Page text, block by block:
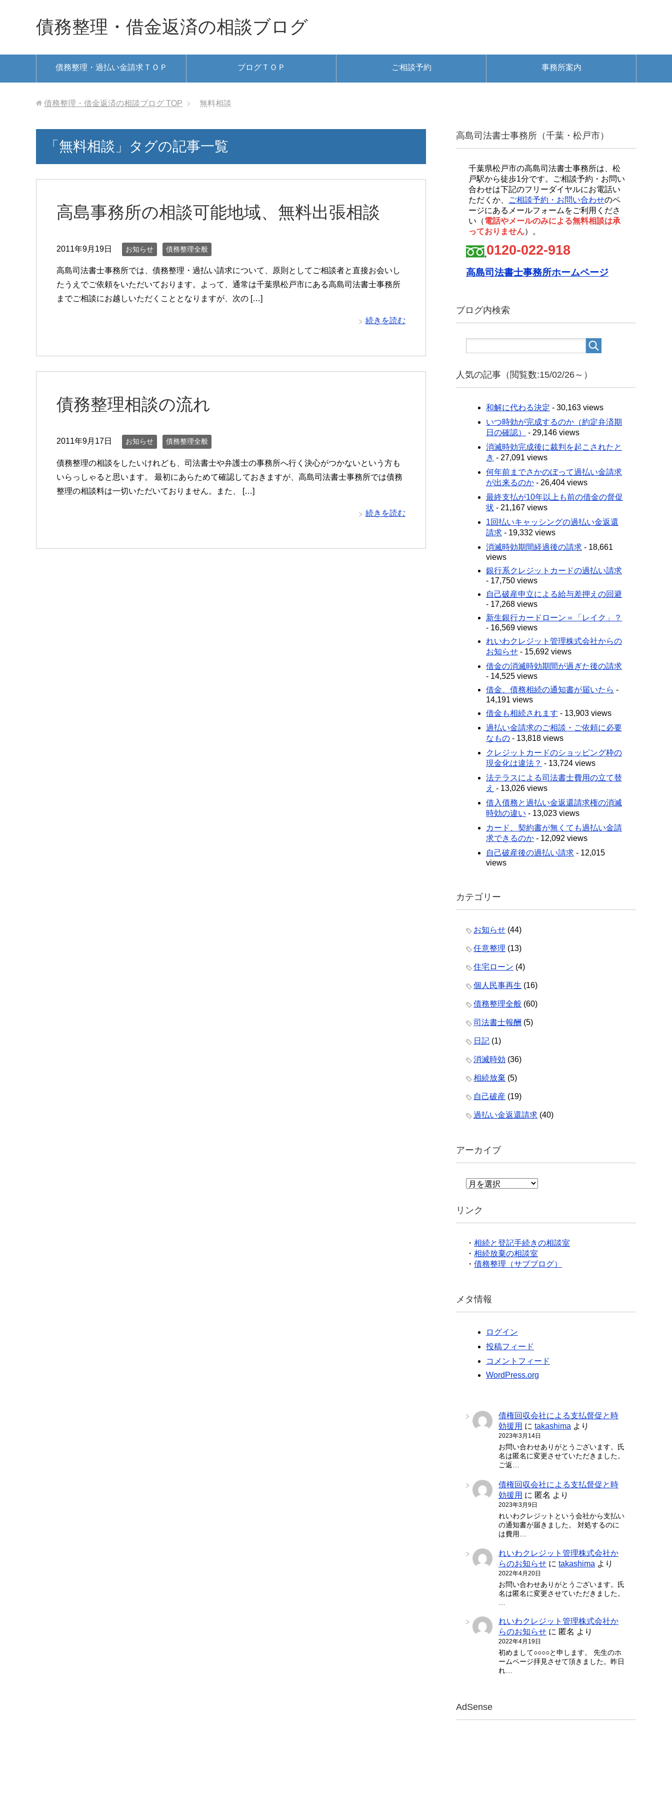
債務整理・借金返済の相談ブログ
債務整理・過払い金請求ＴＯＰ ブログＴＯＰ ご相談予約 事務所案内
債務整理・借金返済の相談ブログ TOP 無料相談
「無料相談」タグの記事一覧
高島事務所の相談可能地域、無料出張相談
2011年9月19日 お知らせ 債務整理全般
高島司法書士事務所では、債務整理・過払い請求について、原則としてご相談者と直接お会いし
たうえでご依頼をいただいております。よって、通常は千葉県松戸市にある高島司法書士事務所
までご相談にお越しいただくこととなりますが、次の […]
続きを読む
債務整理相談の流れ
2011年9月17日 お知らせ 債務整理全般
債務整理の相談をしたいけれども、司法書士や弁護士の事務所へ行く決心がつかないという方も
いらっしゃると思います。 最初にあらためて確認しておきますが、高島司法書士事務所では債務
整理の相談料は一切いただいておりません。また、 […]
続きを読む
高島司法書士事務所（千葉・松戸市）
千葉県松戸市の高島司法書士事務所は、松
戸駅から徒歩1分です。ご相談予約・お問い
合わせは下記のフリーダイヤルにお電話い
ただくか、
ご相談予約・お問い合わせのペ
ージにあるメールフォームをご利用くださ
い（電話やメールのみによる無料相談は承
っておりません）。
0120-022-918
高島司法書士事務所ホームページ
ブログ内検索
人気の記事（閲覧数:15/02/26～）
和解に代わる決定 - 30,163 views
いつ時効が完成するのか（約定弁済期
日の確認）
- 29,146 views
消滅時効完成後に裁判を起こされたと
き - 27,091 views
何年前までさかのぼって過払い金請求
が出来るのか - 26,404 views
最終支払が10年以上も前の借金の督促
状 - 21,167 views
1回払いキャッシングの過払い金返還
請求 - 19,332 views
消滅時効期間経過後の請求 - 18,661
views
銀行系クレジットカードの過払い請求
- 17,750 views
自己破産申立による給与差押えの回避
- 17,268 views
新生銀行カードローン＝「レイク」？
- 16,569 views
れいわクレジット管理株式会社からの
お知らせ - 15,692 views
借金の消滅時効期間が過ぎた後の請求
- 14,525 views
借金、債務相続の通知書が届いたら -
14,191 views
借金も相続されます - 13,903 views
過払い金請求のご相談・ご依頼に必要
なもの - 13,818 views
クレジットカードのショッピング枠の
現金化は違法？ - 13,724 views
法テラスによる司法書士費用の立て替
え - 13,026 views
借入債務と過払い金返還請求権の消滅
時効の違い - 13,023 views
カード、契約書が無くても過払い金請
求できるのか - 12,092 views
自己破産後の過払い請求 - 12,015
views
カテゴリー
お知らせ (44)
任意整理 (13)
住宅ローン (4)
個人民事再生 (16)
債務整理全般 (60)
司法書士報酬 (5)
日記 (1)
消滅時効 (36)
相続放棄 (5)
自己破産 (19)
過払い金返還請求 (40)
アーカイブ
ア
イ
ブ
リンク
・ 相続と登記手続きの相談室
・ 相続放棄の相談室
・ 債務整理（サブブログ）
メタ情報
ログイン
投稿フィード
コメントフィード
WordPress.org
債権回収会社による支払督促と時
効援用 に takashima より
2023年3月14日
お問い合わせありがとうございます。氏
名は匿名に変更させていただきました。
ご返…
債権回収会社による支払督促と時
効援用 に 匿名 より
2023年3月9日
れいわクレジットという会社から支払い
の通知書が届きました。 対処するのに
は費用…
れいわクレジット管理株式会社か
らのお知らせ に takashima より
2022年4月20日
お問い合わせありがとうございます。氏
名は匿名に変更させていただきました。
…
れいわクレジット管理株式会社か
らのお知らせ に 匿名 より
2022年4月19日
初めまして○○○○と申します。 先生のホ
ームページ拝見させて頂きました。昨日
れ…
AdSense